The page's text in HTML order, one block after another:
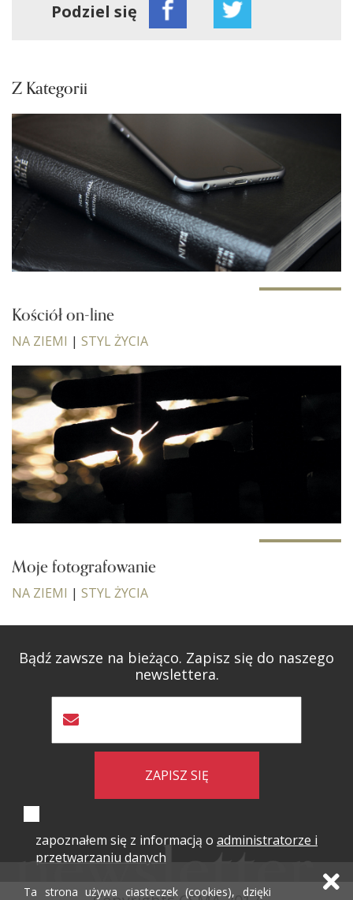
Podziel się
Z Kategorii
Kościół on-line
NA ZIEMI | STYL ŻYCIA
Moje fotografowanie
NA ZIEMI | STYL ŻYCIA
Bądź zawsze na bieżąco. Zapisz się do naszego
newslettera.
ZAPISZ SIĘ
zapoznałem się z informacją o administratorze i
przetwarzaniu danych
Ta strona używa ciasteczek (cookies), dzięki